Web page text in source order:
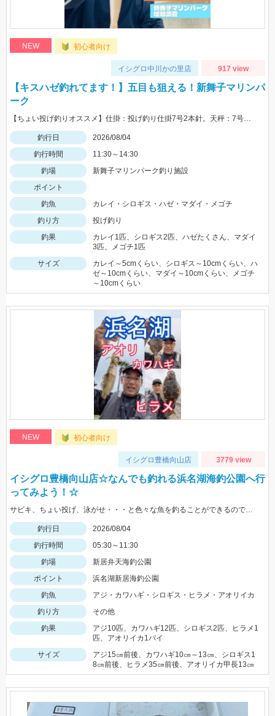
NEW 初心者向け
イシグロ中川かの里店 917 view
【キスハゼ釣れてます！】五目も狙える！新舞子マリンパ
ーク
釣行日
2026/08/04
釣行時間
11:30～14:30
釣場
新舞子マリンパーク釣り施設
ポイント
釣魚
カレイ・シロギス・ハゼ・マダイ・メゴチ
釣り方
投げ釣り
釣果
カレイ1匹、シロギス2匹、ハゼたくさん、マダイ
3匹、メゴチ1匹
サイズ
カレイ～5cmくらい、シロギス～10cmくらい、ハ
ゼ～10cmくらい、マダイ～10cmくらい、メゴチ
～10cmくらい
NEW 初心者向け
イシグロ豊橋向山店 3779 view
イシグロ豊橋向山店☆なんでも釣れる浜名湖海釣公園へ行
ってみよう！☆
釣行日
2026/08/04
釣行時間
05:30～11:30
釣場
新居弁天海釣公園
ポイント
浜名湖新居海釣公園
釣魚
アジ・カワハギ・シロギス・ヒラメ・アオリイカ
釣り方
その他
釣果
アジ10匹、カワハギ12匹、シロギス2匹、ヒラメ1
匹、アオリイカ1パイ
サイズ
アジ15㎝前後、カワハギ10㎝～13㎝、シロギス1
8㎝前後、ヒラメ35㎝前後、アオリイカ甲長13㎝